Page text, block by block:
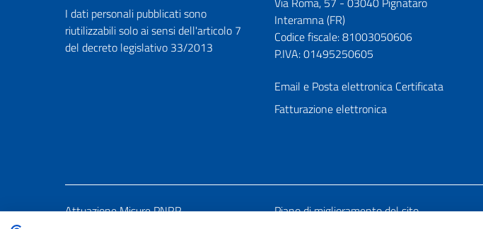
I dati personali pubblicati sono
riutilizzabili solo ai sensi dell'articolo 7
del decreto legislativo 33/2013
Interamna (FR)
Codice fiscale: 81003050606
P.IVA: 01495250605
Email e Posta elettronica Certificata
Fatturazione elettronica
Attuazione Misure PNRR Piano di miglioramento del sito